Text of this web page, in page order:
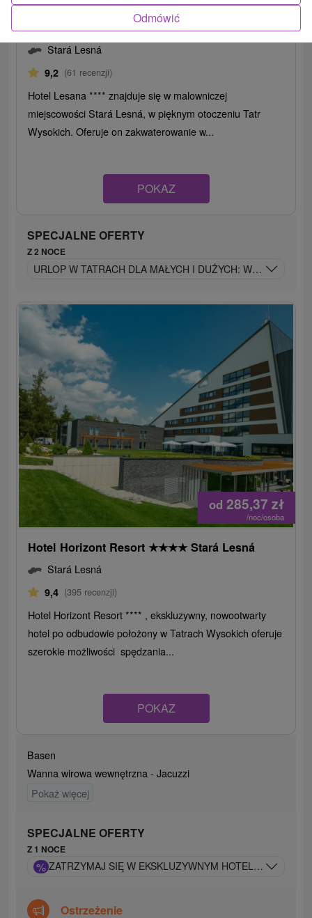
Hotel Lesana★★★Stará Lesná
Stará Lesná
9,2 (61 recenzji)
Hotel Lesana **** znajduje się w malowniczej
miejscowości Stará Lesná, w pięknym otoczeniu Tatr
Wysokich. Oferuje on zakwaterowanie w...
POKAZ
SPECJALNE OFERTY
Z 2 NOCE
URLOP W TATRACH DLA MAŁYCH I DUŻYCH: WELLNESS I
od 285,37 zł
/noc/osoba
Hotel Horizont Resort ★★★★ Stará Lesná
Stará Lesná
9,4 (395 recenzji)
Hotel Horizont Resort **** , ekskluzywny, nowootwarty
hotel po odbudowie położony w Tatrach Wysokich oferuje
szerokie możliwości spędzania...
POKAZ
Basen
Wanna wirowa wewnętrzna - Jacuzzi
Pokaż więcej
SPECJALNE OFERTY
Z 1 NOCE
% ZATRZYMAJ SIĘ W EKSKLUZYWNYM HOTELU
Ostrzeżenie
Odmówić